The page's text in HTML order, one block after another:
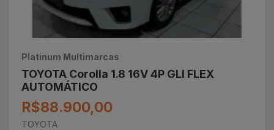
Platinum Multimarcas
TOYOTA Corolla 1.8 16V 4P GLI FLEX
AUTOMÁTICO
R$88.900,00
TOYOTA